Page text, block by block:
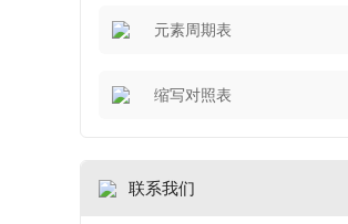
元素周期表
缩写对照表
联系我们